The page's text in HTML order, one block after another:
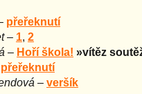
přeřeknutí
– 1, 2
– Hoří škola! »vítěz
přeřeknutí
– veršík